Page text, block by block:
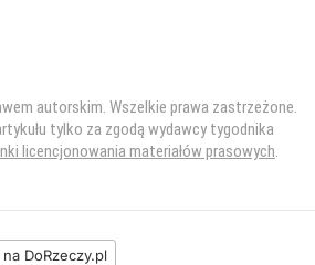
autorskim. Wszelkie prawa zastrzeżone.
tylko za zgodą wydawcy tygodnika
licencjonowania materiałów prasowych.
DoRzeczy.pl